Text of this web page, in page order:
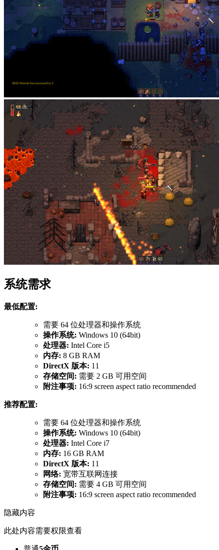
系统需求
最低配置:
需要 64 位处理器和操作系统
操作系统: Windows 10 (64bit)
处理器: Intel Core i5
内存: 8 GB RAM
DirectX 版本: 11
存储空间: 需要 2 GB 可用空间
附注事项: 16:9 screen aspect ratio recommended
推荐配置:
需要 64 位处理器和操作系统
操作系统: Windows 10 (64bit)
处理器: Intel Core i7
内存: 16 GB RAM
DirectX 版本: 11
网络: 宽带互联网连接
存储空间: 需要 4 GB 可用空间
附注事项: 16:9 screen aspect ratio recommended
隐藏内容
此处内容需要权限查看